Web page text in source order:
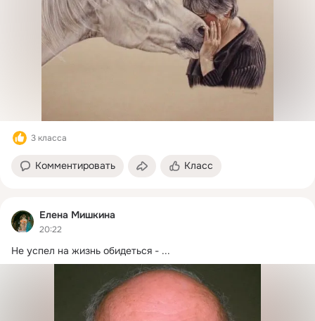
3 класса
Комментировать Класс
Елена Мишкина
20:22
Не успел на жизнь обидеться - ...